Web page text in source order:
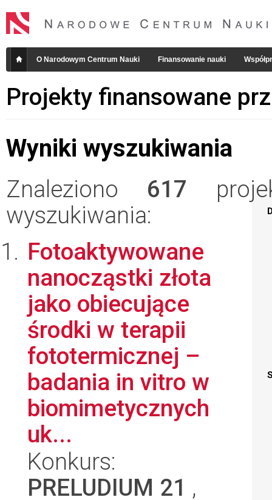
O Narodowym Centrum Nauki Finansowanie nauki
Projekty finansowane
Wyniki wyszukiwania
Znaleziono 617
wyszukiwania:
Fotoaktywowane
nanocząstki złota
jako obiecujące
środki w terapii
fototermicznej –
badania in vitro w
biomimetycznych
uk...
Konkurs:
PRELUDIUM 21 ,